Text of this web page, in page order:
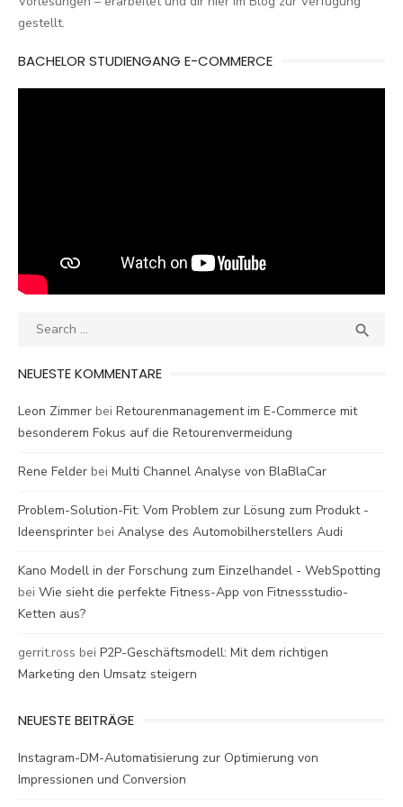
gestellt.
BACHELOR STUDIENGANG E-COMMERCE
Search

NEUESTE KOMMENTARE
Leon Zimmer bei Retourenmanagement im E-Commerce mit
besonderem Fokus auf die Retourenvermeidung
Rene Felder bei Multi Channel Analyse von BlaBlaCar
Problem-Solution-Fit: Vom Problem zur Lösung zum Produkt -
Ideensprinter bei Analyse des Automobilherstellers Audi
Kano Modell in der Forschung zum Einzelhandel - WebSpotting
bei Wie sieht die perfekte Fitness-App von Fitnessstudio-
Ketten aus?
gerrit.ross bei P2P-Geschäftsmodell: Mit dem richtigen
Marketing den Umsatz steigern
NEUESTE BEITRÄGE
Instagram-DM-Automatisierung zur Optimierung von
Impressionen und Conversion